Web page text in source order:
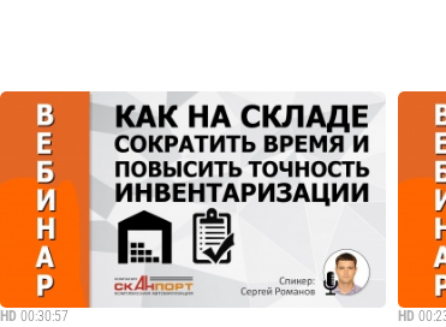
Запись совместного вебинара интернет-сервисов
МойСклад и "Моё Дело" от 17 декабря 2014 г. «Торговый
сбор - 2015. Что это и стоит ли его бояться?» Алексей
Петров, директор по продукту интернет-бухгалтерии "Моё
дело", и Иван Кириллин, руково...
Cмотреть видео
HD 00:30:57 HD